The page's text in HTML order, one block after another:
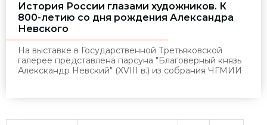
История России глазами художников. К
800-летию со дня рождения Александра
Невского
На выставке в Государственной Третьяковской
галерее представлена парсуна "Благоверный князь
Алекскандр Невский" (XVIII в.) из собрания ЧГМИИ